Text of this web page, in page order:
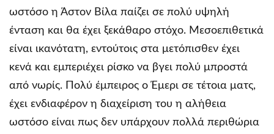
ωστόσο η Άστον Βίλα παίζει σε πολύ υψηλή
ένταση και θα έχει ξεκάθαρο στόχο. Μεσοεπιθετικά
είναι ικανότατη, εντούτοις στα μετόπισθεν έχει
κενά και εμπεριέχει ρίσκο να βγει πολύ μπροστά
από νωρίς. Πολύ έμπειρος ο Έμερι σε τέτοια ματς,
έχει ενδιαφέρον η διαχείριση του η αλήθεια
ωστόσο είναι πως δεν υπάρχουν πολλά περιθώρια